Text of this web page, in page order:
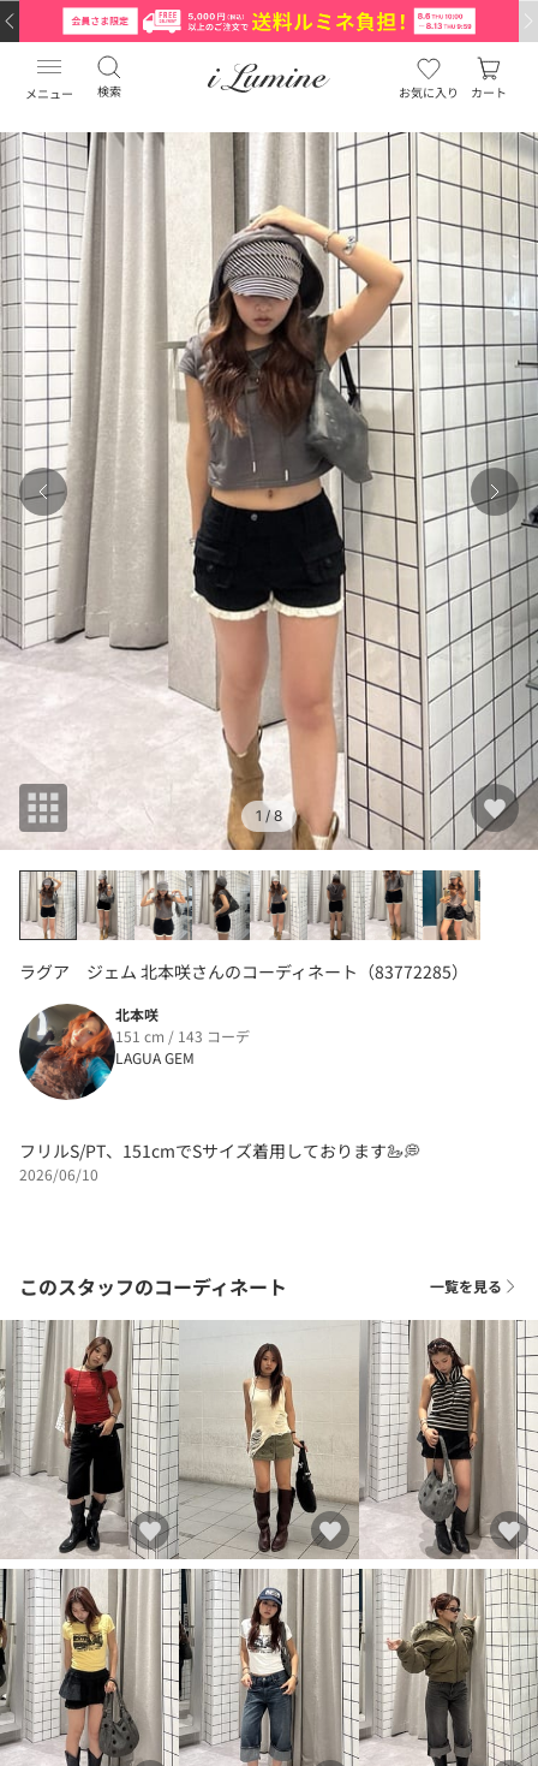
メニュー 検索 お気に入り カート
1 / 8
ラグア ジェム 北本咲さんのコーディネート（83772285）
北本咲
151 cm / 143 コーデ
LAGUA GEM
フリルS/PT、151cmでSサイズ着用しております🦢💭
2026/06/10
このスタッフのコーディネート 一覧を見る